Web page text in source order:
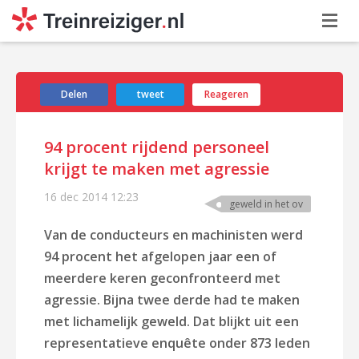
Delen tweet Reageren
94 procent rijdend personeel
krijgt te maken met agressie
16 dec 2014 12:23 geweld in het ov
Van de conducteurs en machinisten werd
94 procent het afgelopen jaar een of
meerdere keren geconfronteerd met
agressie. Bijna twee derde had te maken
met lichamelijk geweld. Dat blijkt uit een
representatieve enquête onder 873 leden